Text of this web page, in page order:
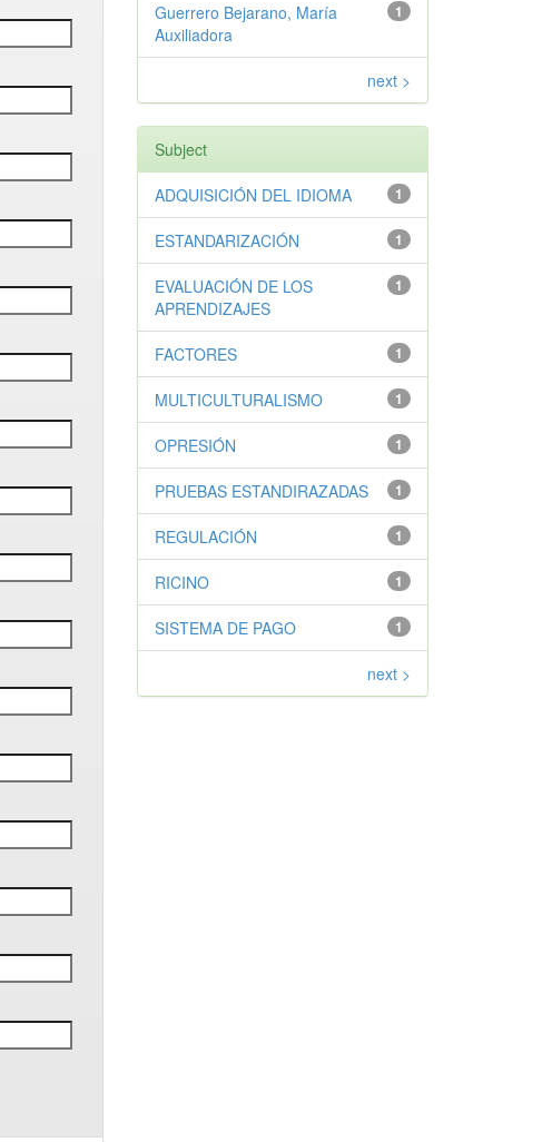
1
Guerrero Bejarano, María
Auxiliadora
next >
Subject
1
ADQUISICIÓN DEL IDIOMA
1
ESTANDARIZACIÓN
1
EVALUACIÓN DE LOS
APRENDIZAJES
1
FACTORES
1
MULTICULTURALISMO
1
OPRESIÓN
1
PRUEBAS ESTANDIRAZADAS
1
REGULACIÓN
1
RICINO
1
SISTEMA DE PAGO
next >